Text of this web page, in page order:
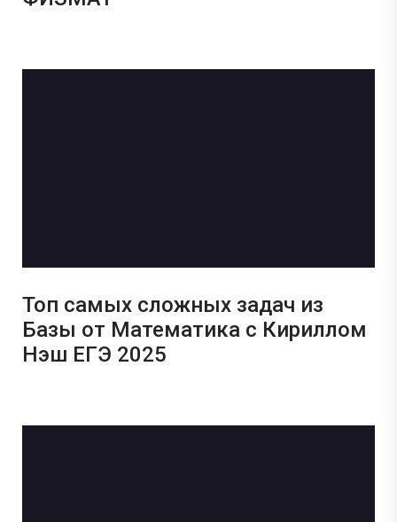
Топ самых сложных задач из
Базы от Математика с Кириллом
Нэш ЕГЭ 2025